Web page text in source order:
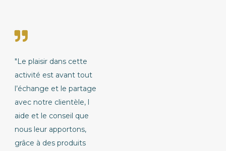
"Le plaisir dans cette
activité est avant tout
l’échange et le partage
avec notre clientèle, l
aide et le conseil que
nous leur apportons,
grâce à des produits